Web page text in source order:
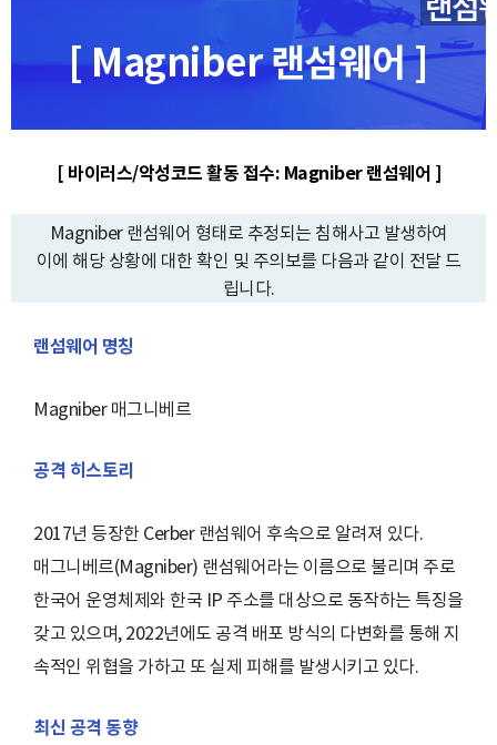
[ Magniber 랜섬웨어 ]
[ 바이러스/악성코드 활동 접수: Magniber 랜섬웨어 ]
Magniber 랜섬웨어 형태로 추정되는 침해사고 발생하여
이에 해당 상황에 대한 확인 및 주의보를 다음과 같이 전달 드
립니다.
랜섬웨어 명칭
Magniber 매그니베르
공격 히스토리
2017년 등장한 Cerber 랜섬웨어 후속으로 알려져 있다.
매그니베르(Magniber) 랜섬웨어라는 이름으로 불리며 주로
한국어 운영체제와 한국 IP 주소를 대상으로 동작하는 특징을
갖고 있으며, 2022년에도 공격 배포 방식의 다변화를 통해 지
속적인 위협을 가하고 또 실제 피해를 발생시키고 있다.
최신 공격 동향